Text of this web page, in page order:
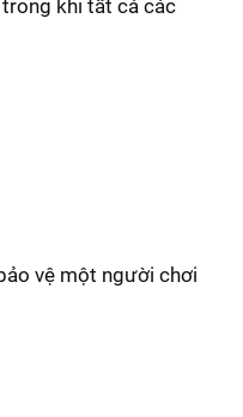
khi tất cả các
vệ một người chơi